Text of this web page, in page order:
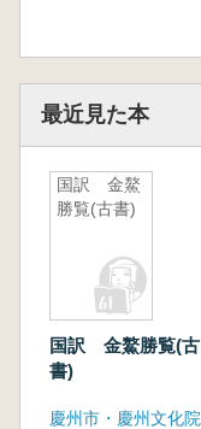
最近見た本
国訳 金鰲
勝覧(古書)
国訳 金鰲勝覧(古
書)
慶州市・慶州文化院